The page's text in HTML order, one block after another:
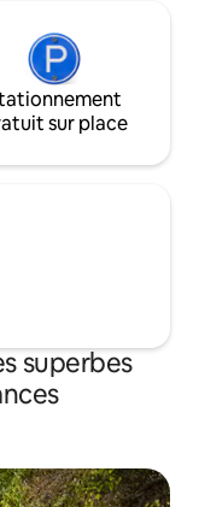
sur place
superbes